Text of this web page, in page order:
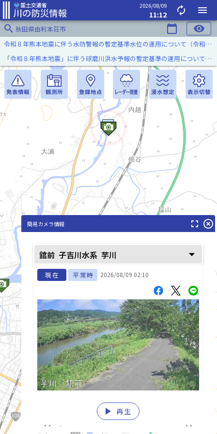
2026/08/09
11:12 autorenew
menu
search 秋田県由利本荘市 calendar_today visibility
子吉川(こよしがわ)
令和８年熊本地震に伴う水防警報の暫定基準水位の運用について（令和８年８月７日）
「令和８年熊本地震」に伴う球磨川洪水予報の暫定基準の運用について（令和８年８月５日）
簡易カメラ情報 fullscreen highlight_off
舘前 子吉川水系 芋川 arrow_drop_down
現在 平常時 2026/08/09 02:10
play_arrow 再生
fast_rewind fast_forward